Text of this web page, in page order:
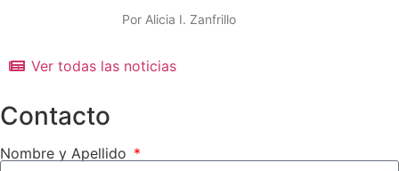
Por Alicia I. Zanfrillo
Ver todas las noticias
Contacto
Nombre y Apellido